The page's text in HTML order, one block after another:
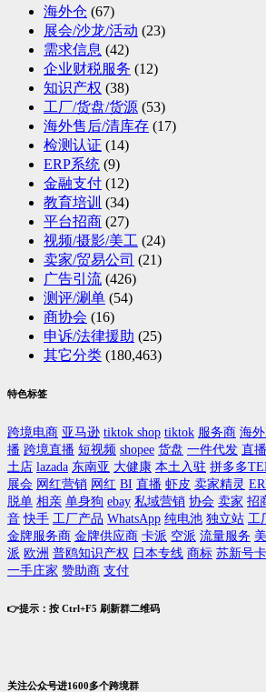
海外仓 (67)
展会/沙龙/活动 (23)
需求信息 (42)
企业财税服务 (12)
知识产权 (38)
工厂/货盘/货源 (53)
海外售后/清库存 (17)
检测认证 (14)
ERP系统 (9)
金融支付 (12)
教育培训 (34)
平台招商 (27)
视频/摄影/美工 (24)
卖家/贸易公司 (21)
广告引流 (426)
测评/涮单 (54)
商协会 (16)
申诉/法律援助 (25)
其它分类 (180,463)
特色标签
跨境电商 亚马逊 tiktok shop tiktok 服务商 海
播 跨境直播 短视频 shopee 货盘 一件代发 直
土店 lazada 东南亚 大健康 本土入驻 拼多多
展会 网红营销 网红 BI 直播 虾皮 卖家精灵
脱单 相亲 单身狗 ebay 私域营销 协会 卖家 招
音 快手 工厂产品 WhatsApp 纯电池 独立站 工
金牌服务商 金牌供应商 卡派 空派 流量服务
派 欧洲 普鸥知识产权 日本专线 商标 苏新号
一手庄家 赞助商 支付
👉提示：按 Ctrl+F5 刷新群二维码
关注公众号进1600多个跨境群